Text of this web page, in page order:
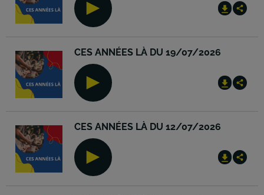
CES ANNÉES LÀ DU 19/07/2026
CES ANNÉES LÀ DU 12/07/2026